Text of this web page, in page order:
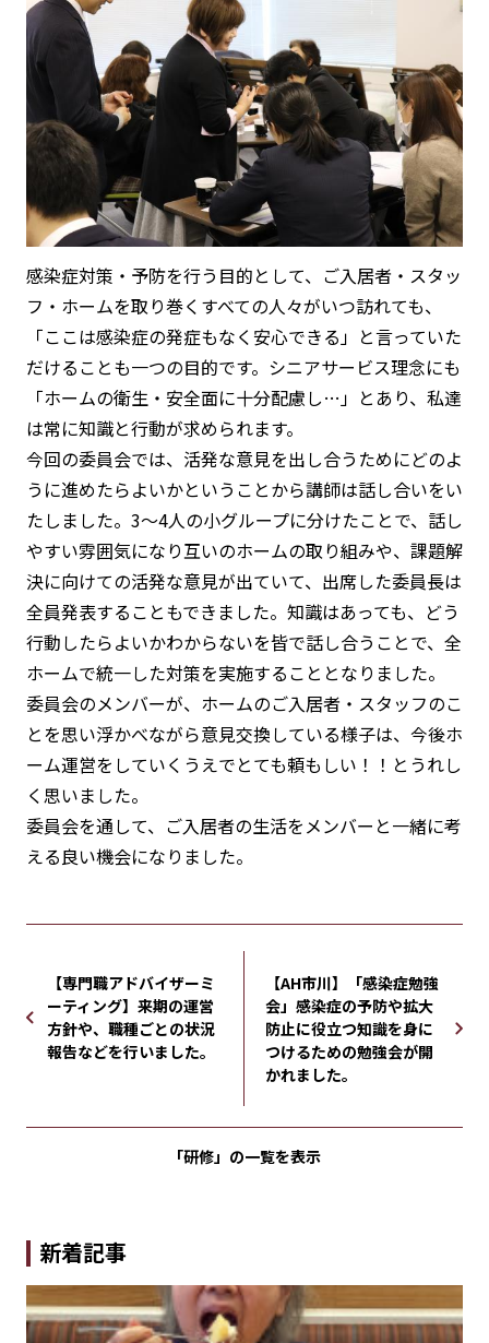
感染症対策・予防を行う目的として、ご入居者・スタッ
フ・ホームを取り巻くすべての人々がいつ訪れても、
「ここは感染症の発症もなく安心できる」と言っていた
だけることも一つの目的です。シニアサービス理念にも
「ホームの衛生・安全面に十分配慮し…」とあり、私達
は常に知識と行動が求められます。
今回の委員会では、活発な意見を出し合うためにどのよ
うに進めたらよいかということから講師は話し合いをい
たしました。3～4人の小グループに分けたことで、話し
やすい雰囲気になり互いのホームの取り組みや、課題解
決に向けての活発な意見が出ていて、出席した委員長は
全員発表することもできました。知識はあっても、どう
行動したらよいかわからないを皆で話し合うことで、全
ホームで統一した対策を実施することとなりました。
委員会のメンバーが、ホームのご入居者・スタッフのこ
とを思い浮かべながら意見交換している様子は、今後ホ
ーム運営をしていくうえでとても頼もしい！！とうれし
く思いました。
委員会を通して、ご入居者の生活をメンバーと一緒に考
える良い機会になりました。
【専門職アドバイザーミ
ーティング】来期の運営
方針や、職種ごとの状況
報告などを行いました。
【AH市川】「感染症勉強
会」感染症の予防や拡大
防止に役立つ知識を身に
つけるための勉強会が開
かれました。
「研修」の一覧を表示
新着記事